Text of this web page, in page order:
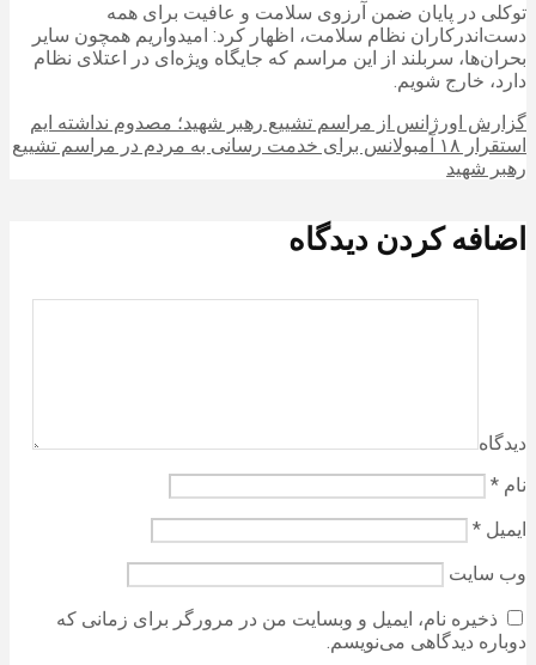
توکلی در پایان ضمن آرزوی سلامت و عافیت برای همه
دست‌اندرکاران نظام سلامت، اظهار کرد: امیدواریم همچون سایر
بحران‌ها، سربلند از این مراسم که جایگاه ویژه‌ای در اعتلای نظام
دارد، خارج شویم.
گزارش اورژانس از مراسم تشییع رهبر شهید؛ مصدوم نداشته ایم
استقرار ۱۸ آمبولانس برای خدمت رسانی به مردم در مراسم تشییع
رهبر شهید
اضافه کردن دیدگاه
دیدگاه
نام *
ایمیل *
وب‌ سایت
ذخیره نام، ایمیل و وبسایت من در مرورگر برای زمانی که
دوباره دیدگاهی می‌نویسم.